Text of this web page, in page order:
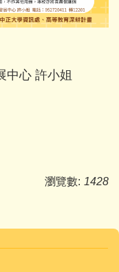
中心 許小姐
瀏覽數: 1428